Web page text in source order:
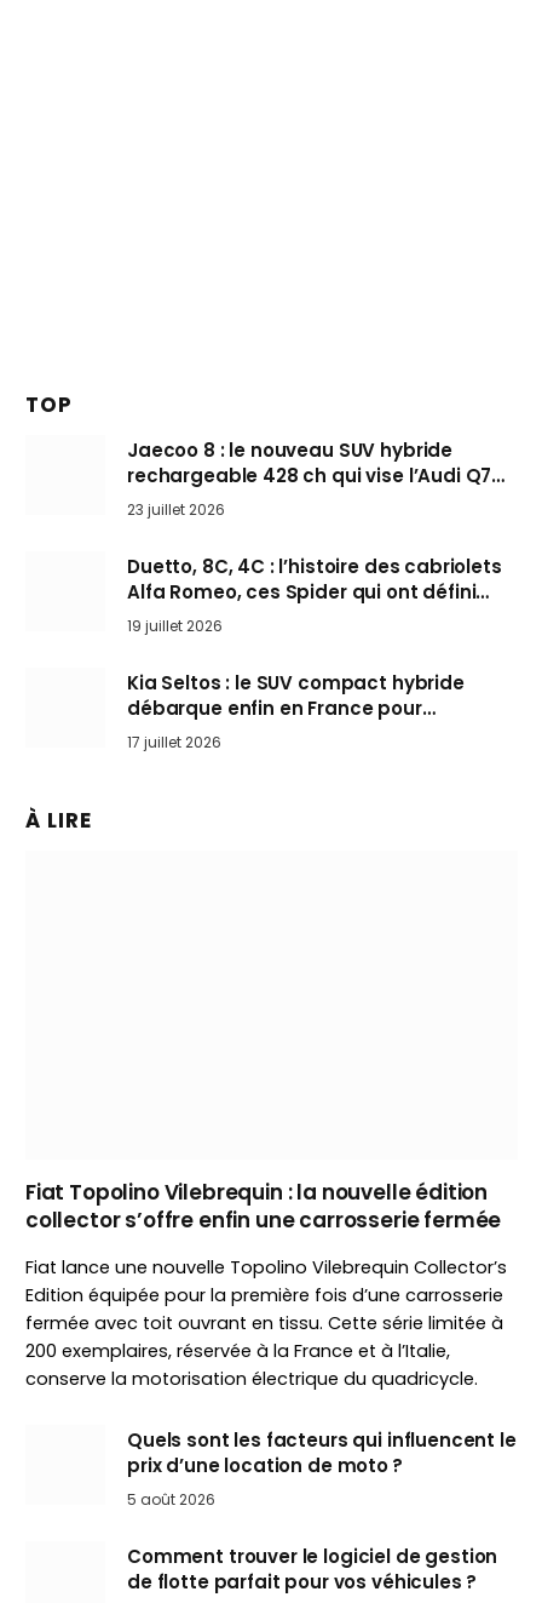
TOP
Jaecoo 8 : le nouveau SUV hybride
rechargeable 428 ch qui vise l’Audi Q7
arrive en Europe cet automne
23 juillet 2026
Duetto, 8C, 4C : l’histoire des cabriolets
Alfa Romeo, ces Spider qui ont défini
l’art de rouler cheveux au vent
19 juillet 2026
Kia Seltos : le SUV compact hybride
débarque enfin en France pour
bousculer les Nissan Qashqai et Toyota
Yaris Cross
17 juillet 2026
À LIRE
Fiat Topolino Vilebrequin : la nouvelle édition
collector s’offre enfin une carrosserie fermée
Fiat lance une nouvelle Topolino Vilebrequin Collector’s
Edition équipée pour la première fois d’une carrosserie
fermée avec toit ouvrant en tissu. Cette série limitée à
200 exemplaires, réservée à la France et à l’Italie,
conserve la motorisation électrique du quadricycle.
Quels sont les facteurs qui influencent le
prix d’une location de moto ?
5 août 2026
Comment trouver le logiciel de gestion
de flotte parfait pour vos véhicules ?